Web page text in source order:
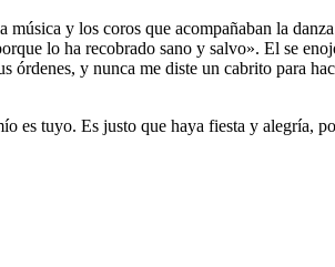
y los coros que acompañaban la
lo ha recobrado sano y salvo». El se
órdenes, y nunca me diste un cabrito para
tuyo. Es justo que haya fiesta y alegría,